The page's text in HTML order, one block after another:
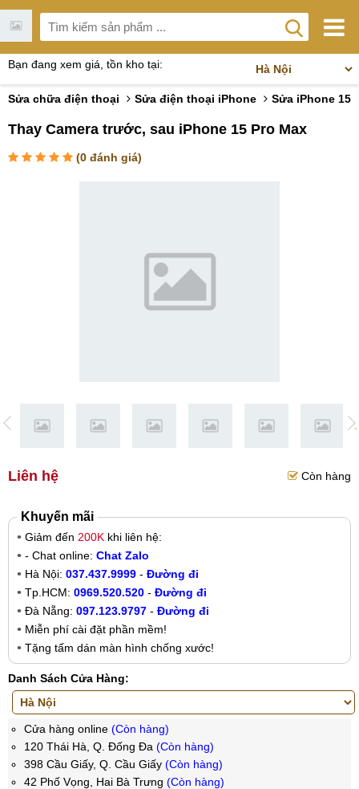
Bạn đang xem giá, tồn kho tại:
Sửa chữa điện thoại Sửa điện thoại iPhone Sửa iPhone 15
Thay Camera trước, sau iPhone 15 Pro Max
(0 đánh giá)
Liên hệ Còn hàng
Khuyến mãi
Giảm đến 200K khi liên hệ:
- Chat online: Chat Zalo
Hà Nội: 037.437.9999 - Đường đi
Tp.HCM: 0969.520.520 - Đường đi
Đà Nẵng: 097.123.9797 - Đường đi
Miễn phí cài đặt phần mềm!
Tặng tấm dán màn hình chống xước!
Danh Sách Cửa Hàng:
Cửa hàng online (Còn hàng)
120 Thái Hà, Q. Đống Đa (Còn hàng)
398 Cầu Giấy, Q. Cầu Giấy (Còn hàng)
42 Phố Vọng, Hai Bà Trưng (Còn hàng)